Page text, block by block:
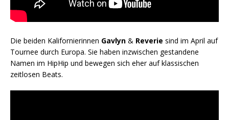
Die beiden Kalifornierinnen Gavlyn & Reverie sind im April auf
Tournee durch Europa. Sie haben inzwischen gestandene
Namen im HipHip und bewegen sich eher auf klassischen
zeitlosen Beats.